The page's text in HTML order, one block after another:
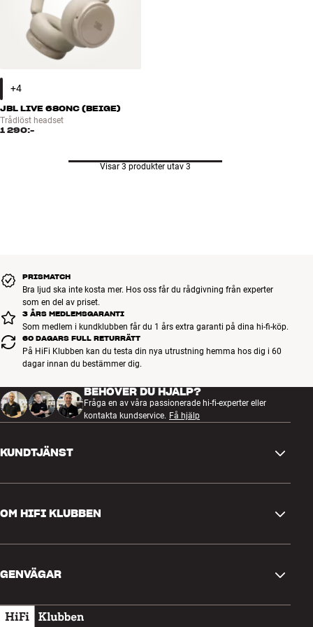
JBL LIVE 680NC (BEIGE)
Trådlöst headset
1 290:-
Visar 3 produkter utav 3
PRISMATCH
Bra ljud ska inte kosta mer. Hos oss får du rådgivning från experter
som en del av priset.
3 ÅRS MEDLEMSGARANTI
Som medlem i kundklubben får du 1 års extra garanti på dina hi-fi-köp.
60 DAGARS FULL RETURRÄTT
På HiFi Klubben kan du testa din nya utrustning hemma hos dig i 60
dagar innan du bestämmer dig.
BEHÖVER DU HJÄLP?
Fråga en av våra passionerade hi-fi-experter eller
kontakta kundservice. Få hjälp
KUNDTJÄNST
Retur och reklamation
Ångra beställning
OM HIFI KLUBBEN
Kundklubb
GENVÄGAR
Presentkort